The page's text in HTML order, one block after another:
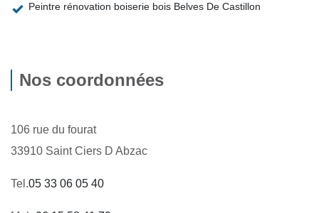
Peintre rénovation boiserie bois Belves De Castillon
Nos coordonnées
106 rue du fourat
33910 Saint Ciers D Abzac
Tel.05 33 06 05 40